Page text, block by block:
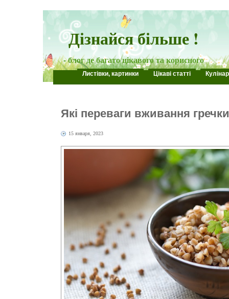
Дізнайся більше !
- блог де багато цікавого та корисного
Листівки, картинки Цікаві статті
Які переваги вживання
15 января, 2023